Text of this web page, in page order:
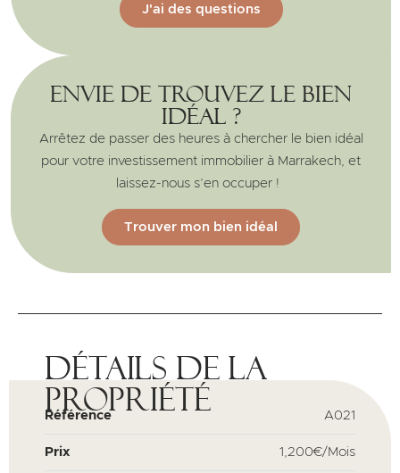
Envie de trouvez le bien
idéal ?
Arrêtez de passer des heures à chercher le bien idéal
pour votre investissement immobilier à Marrakech, et
laissez-nous s’en occuper !
Trouver mon bien idéal
J'ai des questions
Détails de la
propriété
Référence A021
Prix 1,200€/Mois